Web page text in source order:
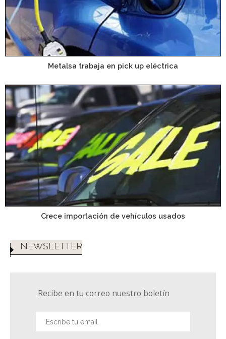
Metalsa trabaja en pick up eléctrica
Crece importación de vehículos usados
NEWSLETTER
Recibe en tu correo nuestro boletín